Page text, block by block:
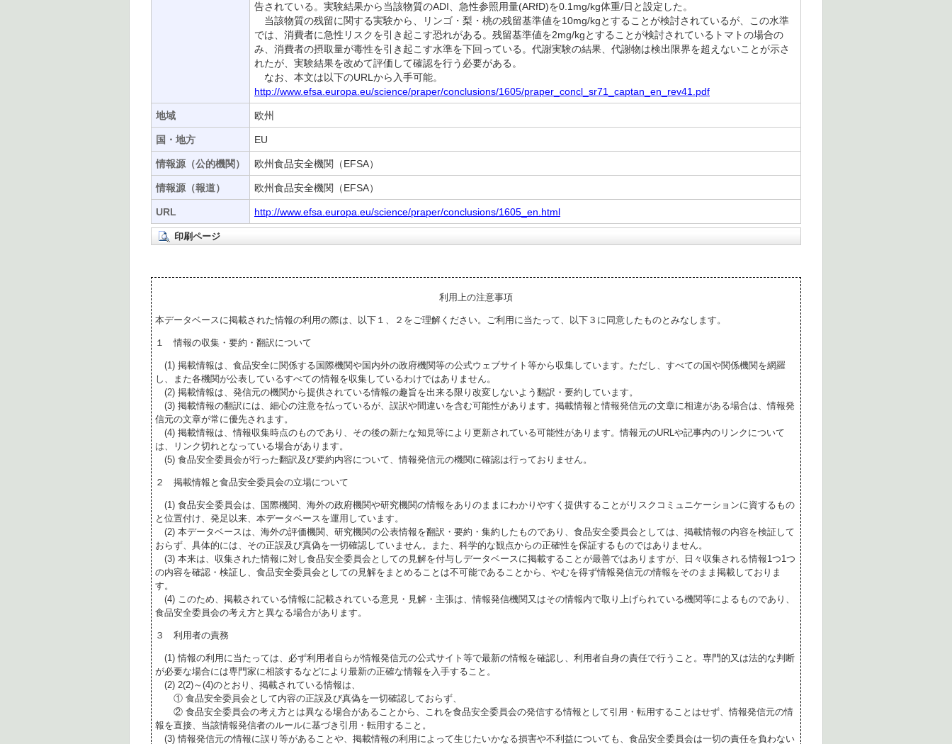
告されている。実験結果から当該物質のADI、急性参照用量(ARfD)を0.1mg/kg体重/日と設定した。
当該物質の残留に関する実験から、リンゴ・梨・桃の残留基準値を10mg/kgとすることが検討されているが、この水準
では、消費者に急性リスクを引き起こす恐れがある。残留基準値を2mg/kgとすることが検討されているトマトの場合の
み、消費者の摂取量が毒性を引き起こす水準を下回っている。代謝実験の結果、代謝物は検出限界を超えないことが示さ
れたが、実験結果を改めて評価して確認を行う必要がある。
なお、本文は以下のURLから入手可能。
http://www.efsa.europa.eu/science/praper/conclusions/1605/praper_concl_sr71_captan_en_rev41.pdf
地域 欧州
国・地方 EU
情報源（公的機関） 欧州食品安全機関（EFSA）
情報源（報道） 欧州食品安全機関（EFSA）
URL http://www.efsa.europa.eu/science/praper/conclusions/1605_en.html
印刷ページ
利用上の注意事項
本データベースに掲載された情報の利用の際は、以下１、２をご理解ください。ご利用に当たって、以下３に同意したものとみなします。
１ 情報の収集・要約・翻訳について
(1) 掲載情報は、食品安全に関係する国際機関や国内外の政府機関等の公式ウェブサイト等から収集しています。ただし、すべての国や関係機関を網羅
し、また各機関が公表しているすべての情報を収集しているわけではありません。
(2) 掲載情報は、発信元の機関から提供されている情報の趣旨を出来る限り改変しないよう翻訳・要約しています。
(3) 掲載情報の翻訳には、細心の注意を払っているが、誤訳や間違いを含む可能性があります。掲載情報と情報発信元の文章に相違がある場合は、情報発
信元の文章が常に優先されます。
(4) 掲載情報は、情報収集時点のものであり、その後の新たな知見等により更新されている可能性があります。情報元のURLや記事内のリンクについて
は、リンク切れとなっている場合があります。
(5) 食品安全委員会が行った翻訳及び要約内容について、情報発信元の機関に確認は行っておりません。
２ 掲載情報と食品安全委員会の立場について
(1) 食品安全委員会は、国際機関、海外の政府機関や研究機関の情報をありのままにわかりやすく提供することがリスクコミュニケーションに資するもの
と位置付け、発足以来、本データベースを運用しています。
(2) 本データベースは、海外の評価機関、研究機関の公表情報を翻訳・要約・集約したものであり、食品安全委員会としては、掲載情報の内容を検証して
おらず、具体的には、その正誤及び真偽を一切確認していません。また、科学的な観点からの正確性を保証するものではありません。
(3) 本来は、収集された情報に対し食品安全委員会としての見解を付与しデータベースに掲載することが最善ではありますが、日々収集される情報1つ1つ
の内容を確認・検証し、食品安全委員会としての見解をまとめることは不可能であることから、やむを得ず情報発信元の情報をそのまま掲載しておりま
す。
(4) このため、掲載されている情報に記載されている意見・見解・主張は、情報発信機関又はその情報内で取り上げられている機関等によるものであり、
食品安全委員会の考え方と異なる場合があります。
３ 利用者の責務
(1) 情報の利用に当たっては、必ず利用者自らが情報発信元の公式サイト等で最新の情報を確認し、利用者自身の責任で行うこと。専門的又は法的な判断
が必要な場合には専門家に相談するなどにより最新の正確な情報を入手すること。
(2) 2(2)～(4)のとおり、掲載されている情報は、
① 食品安全委員会として内容の正誤及び真偽を一切確認しておらず、
② 食品安全委員会の考え方とは異なる場合があることから、これを食品安全委員会の発信する情報として引用・転用することはせず、情報発信元の情
報を直接、当該情報発信者のルールに基づき引用・転用すること。
(3) 情報発信元の情報に誤り等があることや、掲載情報の利用によって生じたいかなる損害や不利益についても、食品安全委員会は一切の責任を負わない